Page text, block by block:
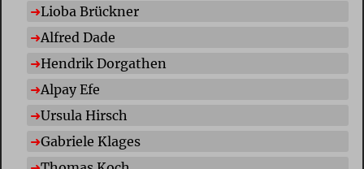
Lioba Brückner
Alfred Dade
Hendrik Dorgathen
Alpay Efe
Ursula Hirsch
Gabriele Klages